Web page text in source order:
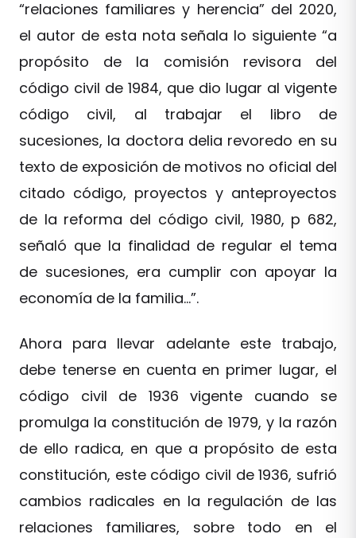
“relaciones familiares y herencia” del 2020,
el autor de esta nota señala lo siguiente “a
propósito de la comisión revisora del
código civil de 1984, que dio lugar al vigente
código civil, al trabajar el libro de
sucesiones, la doctora delia revoredo en su
texto de exposición de motivos no oficial del
citado código, proyectos y anteproyectos
de la reforma del código civil, 1980, p 682,
señaló que la finalidad de regular el tema
de sucesiones, era cumplir con apoyar la
economía de la familia…”.
Ahora para llevar adelante este trabajo,
debe tenerse en cuenta en primer lugar, el
código civil de 1936 vigente cuando se
promulga la constitución de 1979, y la razón
de ello radica, en que a propósito de esta
constitución, este código civil de 1936, sufrió
cambios radicales en la regulación de las
relaciones familiares, sobre todo en el